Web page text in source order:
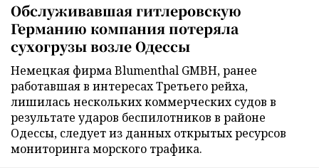
Обслуживавшая гитлеровскую
Германию компания потеряла
сухогрузы возле Одессы
Немецкая фирма Blumenthal GMBH, ранее
работавшая в интересах Третьего рейха,
лишилась нескольких коммерческих судов в
результате ударов беспилотников в районе
Одессы, следует из данных открытых ресурсов
мониторинга морского трафика.